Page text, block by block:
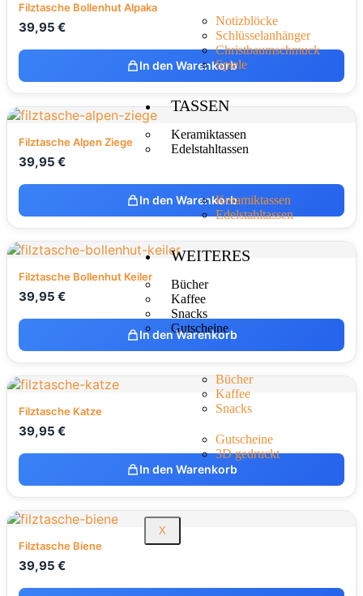
Notizblöcke
Schlüsselanhänger
Christbaumschmuck
Spiele
TASSEN
Keramiktassen
Edelstahltassen
Keramiktassen
Edelstahltassen
WEITERES
Bücher
Kaffee
Snacks
Gutscheine
Bücher
Kaffee
Snacks
Gutscheine
3D gedruckt
X
Filztasche Bollenhut Alpaka
39,95 €
In den Warenkorb
Filztasche Alpen Ziege
39,95 €
In den Warenkorb
Filztasche Bollenhut Keiler
39,95 €
In den Warenkorb
Filztasche Katze
39,95 €
In den Warenkorb
Filztasche Biene
39,95 €